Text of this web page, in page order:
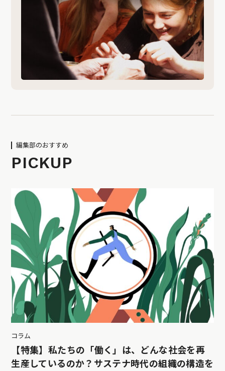
編集部のおすすめ
PICKUP
コラム
【特集】私たちの「働く」は、どんな社会を再
生産しているのか？サステナ時代の組織の構造を